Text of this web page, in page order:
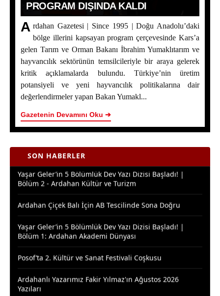
PROGRAM DIŞINDA KALDI
A rdahan Gazetesi | Since 1995 | Doğu Anadolu’daki
bölge illerini kapsayan program çerçevesinde Kars’a
gelen Tarım ve Orman Bakanı İbrahim Yumaklıtarım ve
hayvancılık sektörünün temsilcileriyle bir araya gelerek
kritik açıklamalarda bulundu. Türkiye’nin üretim
potansiyeli ve yeni hayvancılık politikalarına dair
değerlendirmeler yapan Bakan Yumakl...
Gazetenin Devamını Oku ➔
SON HABERLER
Bakan Yumaklı Kars’ta Temaslarda Bulundu: Ardahan
Program Dışında Kaldı
ERZİNCAN İL ÖZEL İDARESİ SPOR KULÜBÜ AIR
Ardahan Çiçek Balında 2026 Sezonunun İlk Hasadı
Yaşar Geler’in 5 Bölümlük Dev Yazı Dizisi Başladı! |
Bölüm 2 - Ardahan Kültür ve Turizm
Bölüm 1: Ardahan Akademi Dünyası
Yazıları